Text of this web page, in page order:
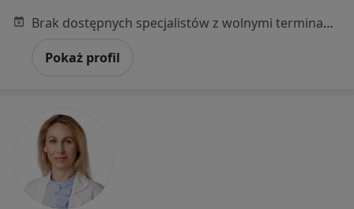
Brak dostępnych specjalistów z wolnymi terminami w tym centrum medycznym.
Pokaż profil